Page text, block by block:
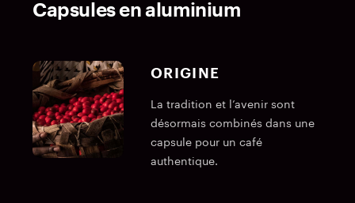
Capsules en aluminium
ORIGINE
La tradition et l’avenir sont
désormais combinés dans une
capsule pour un café
authentique.